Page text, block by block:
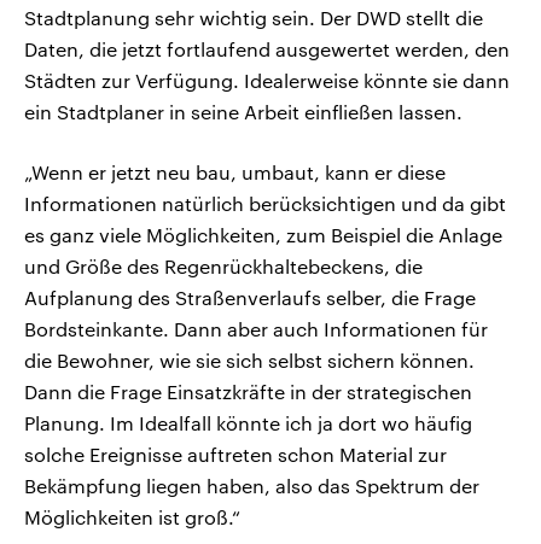
Stadtplanung sehr wichtig sein. Der DWD stellt die
Daten, die jetzt fortlaufend ausgewertet werden, den
Städten zur Verfügung. Idealerweise könnte sie dann
ein Stadtplaner in seine Arbeit einfließen lassen.
„Wenn er jetzt neu bau, umbaut, kann er diese
Informationen natürlich berücksichtigen und da gibt
es ganz viele Möglichkeiten, zum Beispiel die Anlage
und Größe des Regenrückhaltebeckens, die
Aufplanung des Straßenverlaufs selber, die Frage
Bordsteinkante. Dann aber auch Informationen für
die Bewohner, wie sie sich selbst sichern können.
Dann die Frage Einsatzkräfte in der strategischen
Planung. Im Idealfall könnte ich ja dort wo häufig
solche Ereignisse auftreten schon Material zur
Bekämpfung liegen haben, also das Spektrum der
Möglichkeiten ist groß.“